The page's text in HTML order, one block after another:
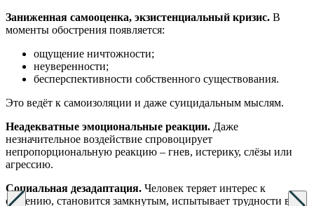
Заниженная самооценка, экзистенциальный кризис. В
моменты обострения появляется:
ощущение ничтожности;
неуверенности;
бесперспективности собственного существования.
Это ведёт к самоизоляции и даже суицидальным мыслям.
Неадекватные эмоциональные реакции. Даже
незначительное воздействие спровоцирует
непропорциональную реакцию – гнев, истерику, слёзы или
агрессию.
Социальная дезадаптация. Человек теряет интерес к
общению, становится замкнутым, испытывает трудности в